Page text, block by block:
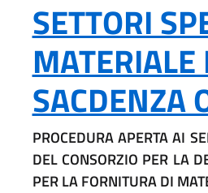
SETTORI
MATERIALE
SACDENZA
PROCEDURA APERTA AI
DEL CONSORZIO PER LA
PER LA FORNITURA DI